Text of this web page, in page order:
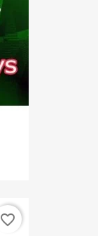
favorite_border